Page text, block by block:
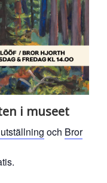
i museet
och Bror